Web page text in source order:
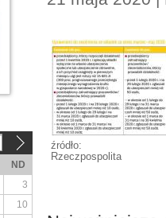
źródło:
Rzeczpospolita
ND
3
10